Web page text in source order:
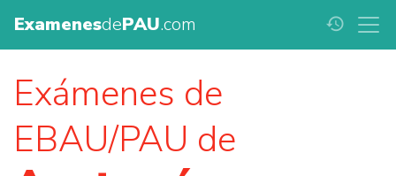
ExamenesdePAU.com history
Exámenes de
EBAU/PAU de